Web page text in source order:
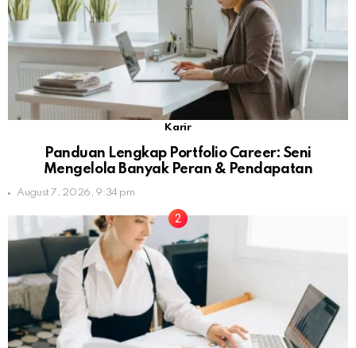
Karir
Panduan Lengkap Portfolio Career: Seni
Mengelola Banyak Peran & Pendapatan
August 7, 2026, 9:34 pm